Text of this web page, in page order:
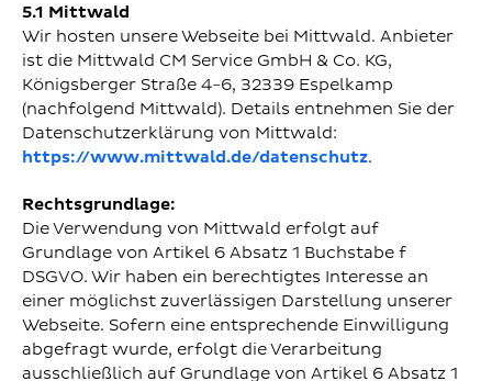
5.1 Mittwald
Wir hosten unsere Webseite bei Mittwald. Anbieter
ist die Mittwald CM Service GmbH & Co. KG,
Königsberger Straße 4-6, 32339 Espelkamp
(nachfolgend Mittwald). Details entnehmen Sie der
Datenschutzerklärung von Mittwald:
https://www.mittwald.de/datenschutz.
Rechtsgrundlage:
Die Verwendung von Mittwald erfolgt auf
Grundlage von Artikel 6 Absatz 1 Buchstabe f
DSGVO. Wir haben ein berechtigtes Interesse an
einer möglichst zuverlässigen Darstellung unserer
Webseite. Sofern eine entsprechende Einwilligung
abgefragt wurde, erfolgt die Verarbeitung
ausschließlich auf Grundlage von Artikel 6 Absatz 1